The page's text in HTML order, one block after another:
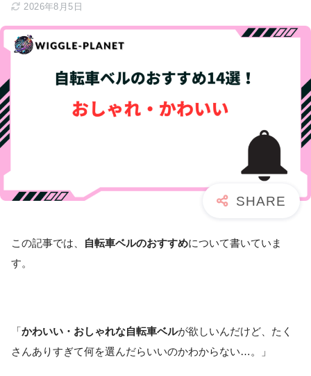
2026年8月5日
この記事では、 自転車ベルのおすすめについて書いていま
す。
「かわいい・おしゃれな自転車ベルが欲しいんだけど、たく
さんありすぎて何を選んだらいいのかわからない…。」